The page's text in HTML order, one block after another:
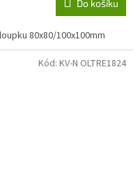
Do košíku
80x80/100x100mm
Kód: KV-N OLTRE1824